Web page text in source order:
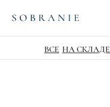
ВСЕ НА СКЛАДЕ